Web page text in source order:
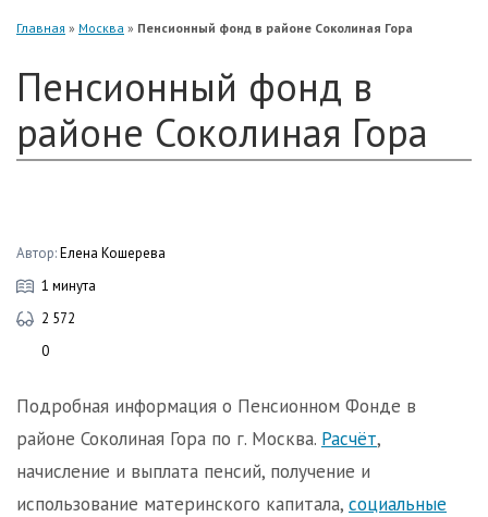
Главная » Москва » Пенсионный фонд в районе Соколиная Гора
Пенсионный фонд в
районе Соколиная Гора
Автор:Елена Кошерева
1 минута
2 572
0
Подробная информация о Пенсионном Фонде в
районе Соколиная Гора по г. Москва. Расчёт,
начисление и выплата пенсий, получение и
использование материнского капитала, социальные